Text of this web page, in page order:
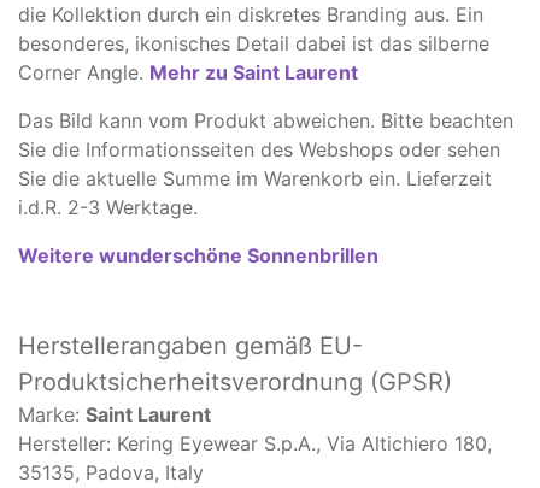
die Kollektion durch ein diskretes Branding aus. Ein
besonderes, ikonisches Detail dabei ist das silberne
Corner Angle. Mehr zu Saint Laurent
Das Bild kann vom Produkt abweichen. ​Bitte beachten
Sie die Informationsseiten des Webshops oder sehen
Sie die aktuelle Summe im Warenkorb ein. Lieferzeit
i.d.R. 2-3 Werktage.
Weitere wunderschöne Sonnenbrillen
Herstellerangaben gemäß EU-
Produktsicherheitsverordnung (GPSR)
Marke: Saint Laurent
Hersteller: Kering Eyewear S.p.A., Via Altichiero 180,
35135, Padova, Italy